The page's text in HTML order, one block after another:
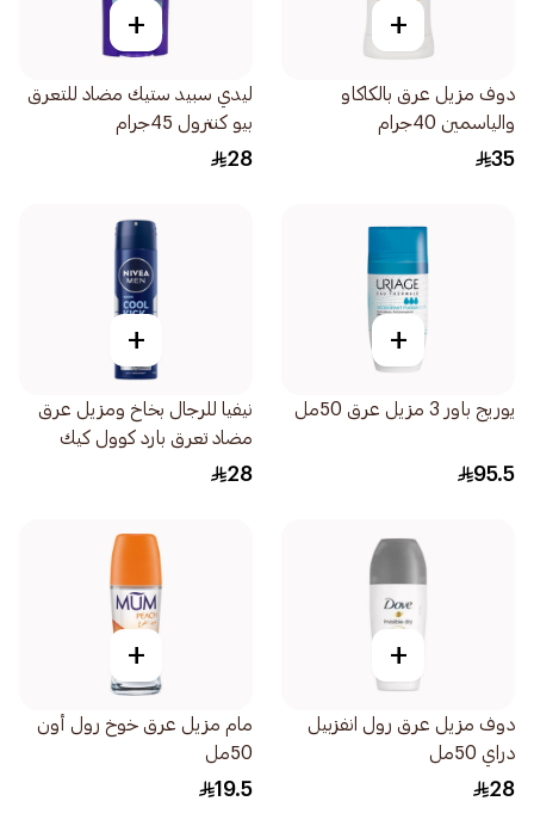
+
دوف مزيل عرق بالكاكاو
والياسمين 40جرام
35
+
ليدي سبيد ستيك مضاد للتعرق
بيو كنترول 45جرام
28
+
يوريج باور 3 مزيل عرق 50مل
95.5
+
نيفيا للرجال بخاخ ومزيل عرق
مضاد تعرق بارد كوول كيك
المنعش 150مل
28
+
دوف مزيل عرق رول انفزبيل
دراي 50مل
28
+
مام مزيل عرق خوخ رول أون
50مل
19.5